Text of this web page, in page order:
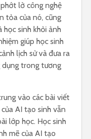
lờ công nghệ
tỏa của nó, cũng
sinh khỏi ảnh
giúp học sinh
lịch sử và đưa ra
dụng trong tương
vào các bài viết
AI tạo sinh vẫn
lớp học. Học sinh
mẽ của AI tạo